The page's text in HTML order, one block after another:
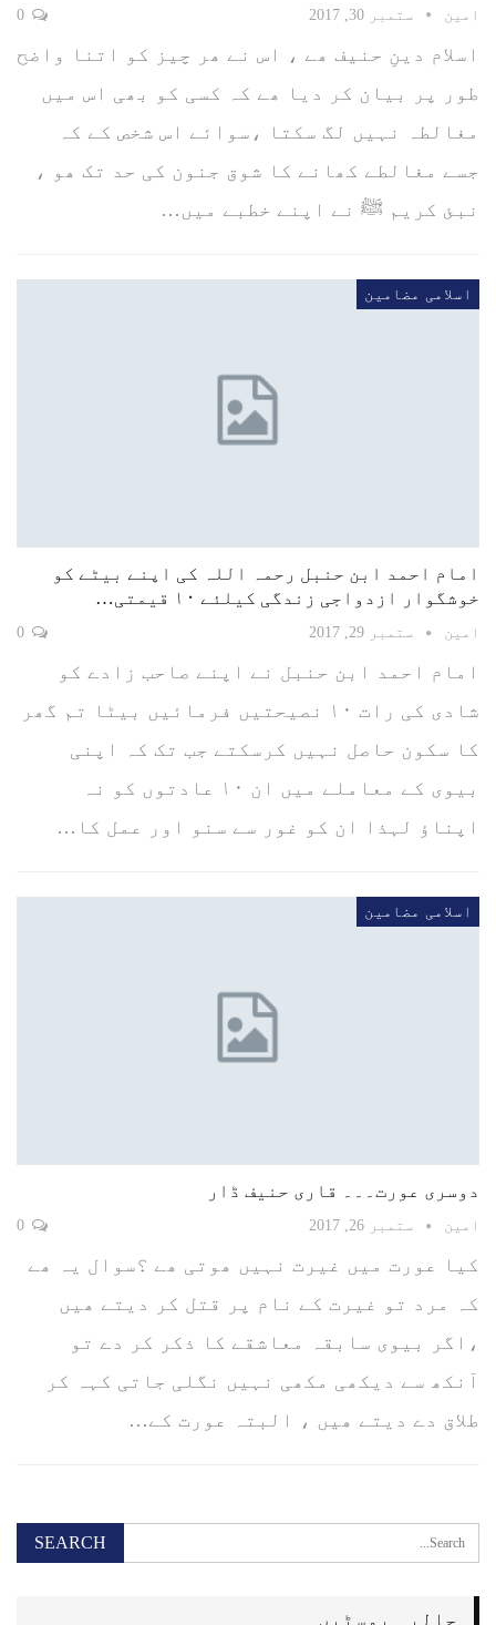
امین ستمبر 30, 2017
اسلام دینِ حنیف ھے ، اس نے ھر چیز کو اتنا واضح
طور پر بیان کر دیا ھے کہ کسی کو بھی اس میں
مغالطہ نہیں لگ سکتا ،سوائے اس شخص کے کہ
جسے مغالطے کھانے کا شوق جنون کی حد تک ھو ،
نبئ کریم ﷺ نے اپنے خطبے میں…
اسلامی مضامین
امام احمد ابن حنبل رحمہ اللہ کی اپنے بیٹے کو
خوشگوار ازدواجی زندگی کیلئے ۱۰ قیمتی…
امین ستمبر 29, 2017
امام احمد ابن حنبل نے اپنے صاحب زادے کو
شادی کی رات ۱۰ نصیحتیں فرمائیں بیٹا تم گھر
کا سکون حاصل نہیں کرسکتے جب تک کہ اپنی
بیوی کے معاملے میں ان ۱۰ عادتوں کو نہ
اپناؤ لہذا ان کو غور سے سنو اور عمل کا…
اسلامی مضامین
دوسری عورت۔۔۔ قاری حنیف ڈار
امین ستمبر 26, 2017
کیا عورت میں غیرت نہیں ھوتی ھے ؟سوال یہ ھے
کہ مرد تو غیرت کے نام پر قتل کر دیتے ھیں
،اگر بیوی سابقہ معاشقے کا ذکر کر دے تو
آنکھ سے دیکھی مکھی نہیں نگلی جاتی کہہ کر
طلاق دے دیتے ھیں ، البتہ عورت کے…
حالیہ پوسٹیں